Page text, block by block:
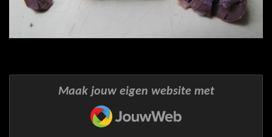
Maak jouw eigen website met
JouwWeb